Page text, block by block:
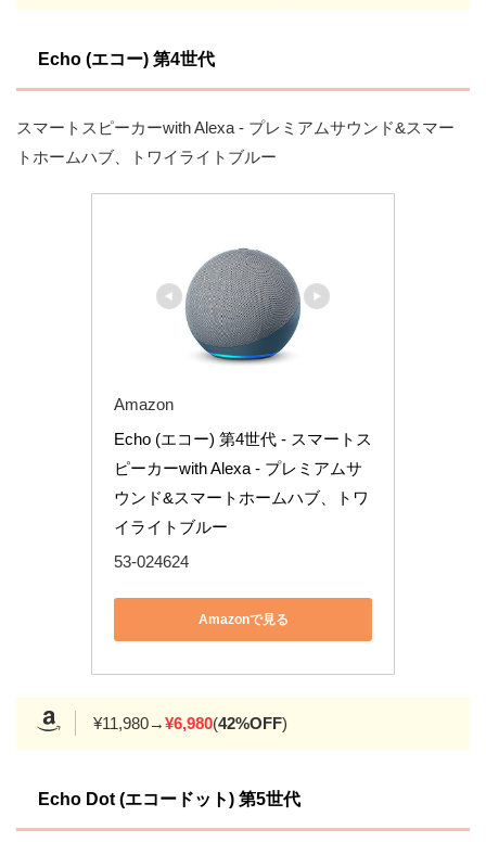
Echo (エコー) 第4世代
スマートスピーカーwith Alexa - プレミアムサウンド&スマー
トホームハブ、トワイライトブルー
Amazon
Echo (エコー) 第4世代 - スマートス
ピーカーwith Alexa - プレミアムサ
ウンド&スマートホームハブ、トワ
イライトブルー
53-024624
Amazonで見る
¥11,980→¥6,980(42%OFF)
Echo Dot (エコードット) 第5世代